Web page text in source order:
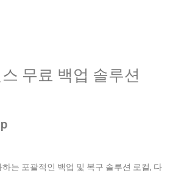
무료 백업 솔루션
는 포괄적인 백업 및 복구 솔루션 로컬, 다